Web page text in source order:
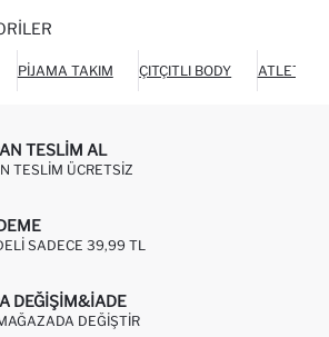
PIJAMA TAKIM ÇITÇITLI BODY ATLET
TESLIM AL
TESLIM ÜCRETSIZ
SADECE 39,99 TL
DEĞIŞIM&İADE
DEĞIŞTIR